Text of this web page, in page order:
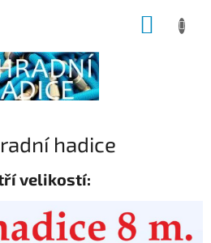
hadice
velikostí: